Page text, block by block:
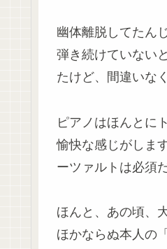
幽体離脱してたん
弾き続けていない
たけど、間違いな
ピアノはほんとに
愉快な感じがしま
ーツァルトは必須
ほんと、あの頃、
ほかならぬ本人の